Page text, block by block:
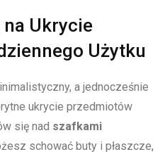
na Ukrycie
​Użytku
a ⁤jednocześnie
ukrycie przedmiotów
się nad szafkami
‌schować buty‌ i płaszcze,